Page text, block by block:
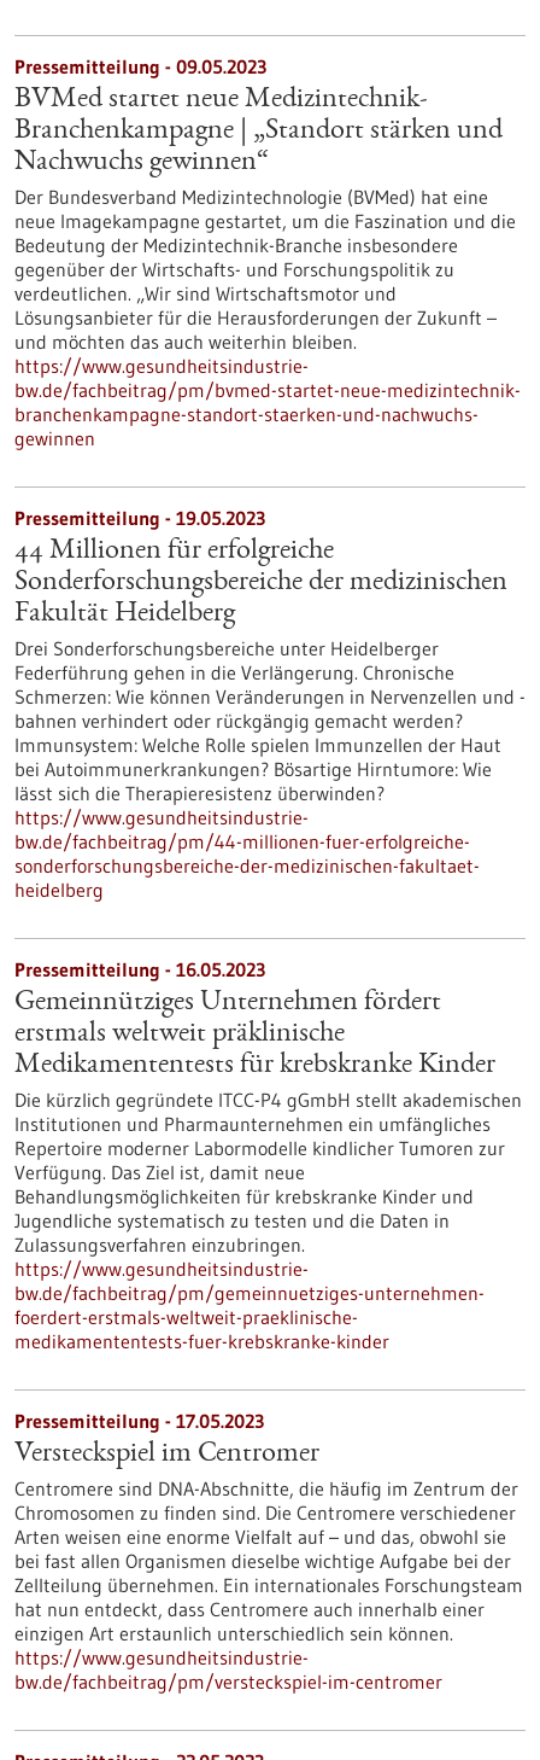
Pressemitteilung - 09.05.2023
BVMed startet neue Medizintechnik-
Branchenkampagne | „Standort stärken und
Nachwuchs gewinnen“
Der Bundesverband Medizintechnologie (BVMed) hat eine
neue Imagekampagne gestartet, um die Faszination und die
Bedeutung der Medizintechnik-Branche insbesondere
gegenüber der Wirtschafts- und Forschungspolitik zu
verdeutlichen. „Wir sind Wirtschaftsmotor und
Lösungsanbieter für die Herausforderungen der Zukunft –
und möchten das auch weiterhin bleiben.
https://www.gesundheitsindustrie-
bw.de/fachbeitrag/pm/bvmed-startet-neue-medizintechnik-
branchenkampagne-standort-staerken-und-nachwuchs-
gewinnen
Pressemitteilung - 19.05.2023
44 Millionen für erfolgreiche
Sonderforschungsbereiche der medizinischen
Fakultät Heidelberg
Drei Sonderforschungsbereiche unter Heidelberger
Federführung gehen in die Verlängerung. Chronische
Schmerzen: Wie können Veränderungen in Nervenzellen und -
bahnen verhindert oder rückgängig gemacht werden?
Immunsystem: Welche Rolle spielen Immunzellen der Haut
bei Autoimmunerkrankungen? Bösartige Hirntumore: Wie
lässt sich die Therapieresistenz überwinden?
https://www.gesundheitsindustrie-
bw.de/fachbeitrag/pm/44-millionen-fuer-erfolgreiche-
sonderforschungsbereiche-der-medizinischen-fakultaet-
heidelberg
Pressemitteilung - 16.05.2023
Gemeinnütziges Unternehmen fördert
erstmals weltweit präklinische
Medikamententests für krebskranke Kinder
Die kürzlich gegründete ITCC-P4 gGmbH stellt akademischen
Institutionen und Pharmaunternehmen ein umfängliches
Repertoire moderner Labormodelle kindlicher Tumoren zur
Verfügung. Das Ziel ist, damit neue
Behandlungsmöglichkeiten für krebskranke Kinder und
Jugendliche systematisch zu testen und die Daten in
Zulassungsverfahren einzubringen.
https://www.gesundheitsindustrie-
bw.de/fachbeitrag/pm/gemeinnuetziges-unternehmen-
foerdert-erstmals-weltweit-praeklinische-
medikamententests-fuer-krebskranke-kinder
Pressemitteilung - 17.05.2023
Versteckspiel im Centromer
Centromere sind DNA-Abschnitte, die häufig im Zentrum der
Chromosomen zu finden sind. Die Centromere verschiedener
Arten weisen eine enorme Vielfalt auf – und das, obwohl sie
bei fast allen Organismen dieselbe wichtige Aufgabe bei der
Zellteilung übernehmen. Ein internationales Forschungsteam
hat nun entdeckt, dass Centromere auch innerhalb einer
einzigen Art erstaunlich unterschiedlich sein können.
https://www.gesundheitsindustrie-
bw.de/fachbeitrag/pm/versteckspiel-im-centromer